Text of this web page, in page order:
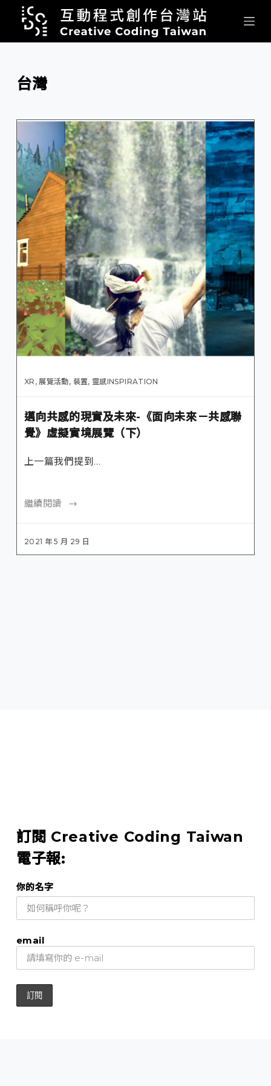
跳
主
內
容
台灣
XR ,展覽活動, 裝置, 靈感INSPIRATION
邁向共感的現實及未來-《面向未來－共感聯
覺》虛擬實境展覽（下）
上一篇我們提到…
繼續閱讀
2021 年 5 月 29 日
訂閱 Creative Coding Taiwan
電子報:
你的名字
email